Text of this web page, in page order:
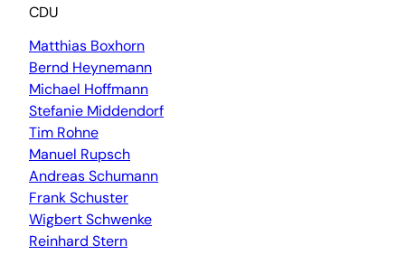
CDU
Matthias Boxhorn
Bernd Heynemann
Michael Hoffmann
Stefanie Middendorf
Tim Rohne
Manuel Rupsch
Andreas Schumann
Frank Schuster
Wigbert Schwenke
Reinhard Stern